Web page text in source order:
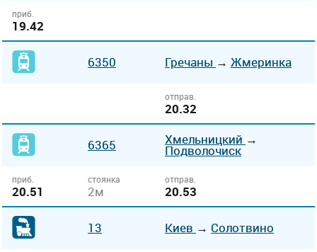
приб.
19.42
6350 Гречаны → Жмеринка
отправ.
20.32
6365 Хмельницкий →
Подволочиск
приб.
20.51
стоянка
2м
отправ.
20.53
13 Киев → Солотвино